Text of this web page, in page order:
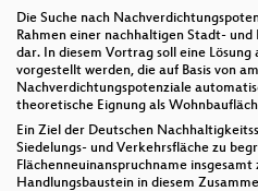
Die Suche nach
Rahmen einer nachhaltigen Stadt-
dar. In diesem Vortrag soll eine Lösung
vorgestellt werden, die auf Basis von
Nachverdichtungspotenziale
theoretische Eignung als
Ein Ziel der Deutschen
Siedelungs- und Verkehrsfläche zu
Flächenneuinanspruchname
Handlungsbaustein in diesem